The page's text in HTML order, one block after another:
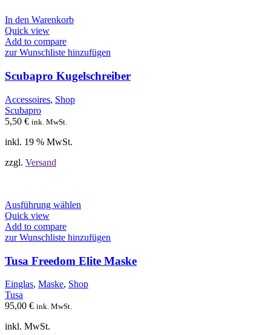
In den Warenkorb
Quick view
Add to compare
zur Wunschliste hinzufügen
Scubapro Kugelschreiber
Accessoires, Shop
Scubapro
5,50 € ink. MwSt.
inkl. 19 % MwSt.
zzgl. Versand
Ausführung wählen
mehrere
auf.
Die
Optionen
können
Quick view
Add to compare
zur Wunschliste hinzufügen
Tusa Freedom Elite Maske
Einglas, Maske, Shop
Tusa
95,00 € ink. MwSt.
inkl. MwSt.